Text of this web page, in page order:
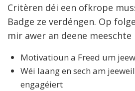
Critèren déi een ofkrope
Badge ze verdéngen. Op
mir awer an deene meeschte
Motivatioun a Freed um
Wéi laang en sech am
engagéiert